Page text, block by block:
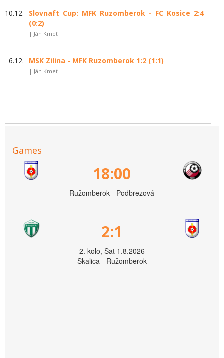
10.12.
Slovnaft Cup: MFK Ruzomberok - FC Kosice 2:4
(0:2)
| Ján Kmeť
6.12. MSK Zilina - MFK Ruzomberok 1:2 (1:1)
| Ján Kmeť
Games
18:00
Ružomberok - Podbrezová
2:1
2. kolo, Sat 1.8.2026
Skalica - Ružomberok